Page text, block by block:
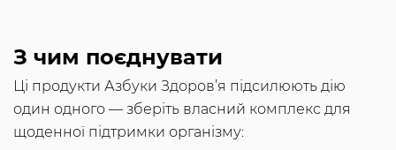
З чим поєднувати
Ці продукти Азбуки Здоров’я підсилюють дію
один одного — зберіть власний комплекс для
щоденної підтримки організму: